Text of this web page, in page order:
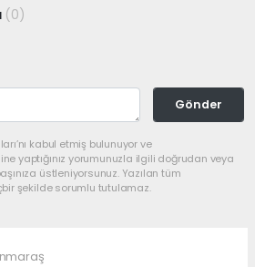
(0)
Gönder
kabul etmiş bulunuyor ve
yaptığınız yorumunuzla ilgili doğrudan veya
üstleniyorsunuz. Yazılan tüm
şekilde sorumlu tutulamaz.